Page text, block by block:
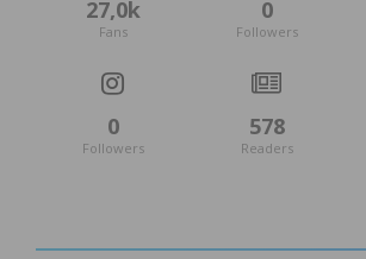
27,0k
Fans
0
Followers
0
Followers
578
Readers